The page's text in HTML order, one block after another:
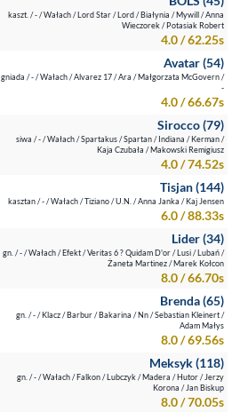
kaszt. / - / Wałach / Lord Star / Lord / Białynia / Mywill / Anna
Wieczorek / Potasiak Robert
4.0 / 62.25s
Avatar (54)
gniada / - / Wałach / Alvarez 17 / Ara / Małgorzata McGovern /
-
4.0 / 66.67s
Sirocco (79)
siwa / - / Wałach / Spartakus / Spartan / Indiana / Kerman /
Kaja Czubała / Makowski Remigiusz
4.0 / 74.52s
Tisjan (144)
kasztan / - / Wałach / Tiziano / U.N. / Anna Janka / Kaj Jensen
6.0 / 88.33s
Lider (34)
gn. / - / Wałach / Efekt / Veritas 6 ? Quidam D'or / Lusi / Lubań /
Żaneta Martinez / Marek Kołcon
8.0 / 66.70s
Brenda (65)
gn. / - / Klacz / Barbur / Bakarina / Nn / Sebastian Kleinert /
Adam Małys
8.0 / 69.56s
Meksyk (118)
gn. / - / Wałach / Falkon / Lubczyk / Madera / Hutor / Jerzy
Korona / Jan Biskup
8.0 / 70.05s